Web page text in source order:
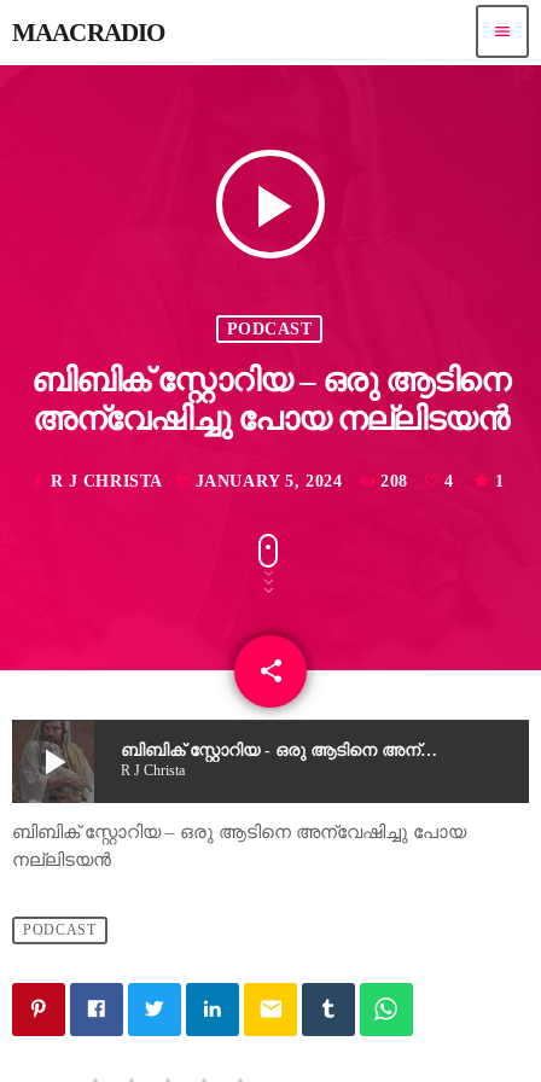
MAACRADIO menu
play_arrow
PODCAST
ബിബിക് സ്റ്റോറിയ – ഒരു ആടിനെ
അന്വേഷിച്ചു പോയ നല്ലിടയൻ
mic R J CHRISTA today JANUARY 5, 2024 208 4 1
share
email
play_arrow ബിബിക് സ്റ്റോറിയ - ഒരു ആടിനെ അന്വേഷിച്ചു പോയ നല്ലിടയൻ
R J Christa
ബിബിക് സ്റ്റോറിയ – ഒരു ആടിനെ അന്വേഷിച്ചു പോയ
നല്ലിടയൻ
PODCAST
email